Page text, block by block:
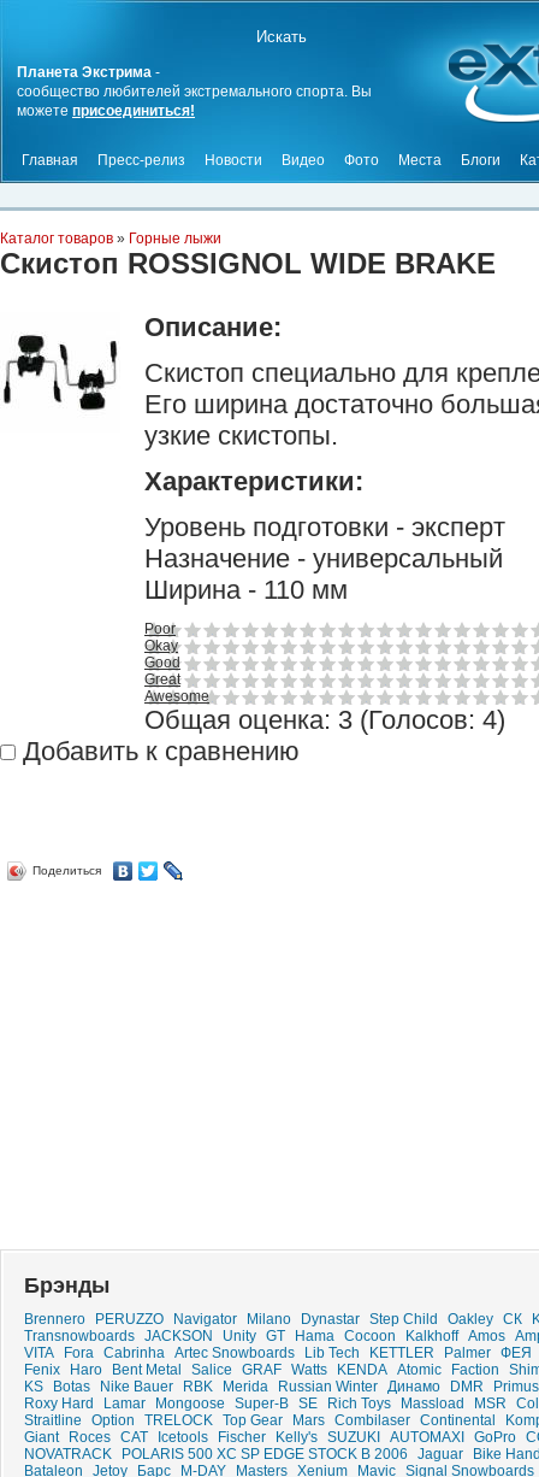
Планета Экстрима -
сообщество любителей экстремального спорта. Вы
можете присоединиться!
Главная Пресс-релиз Новости Видео Фото Места Блоги
Каталог товаров » Горные лыжи
Скистоп ROSSIGNOL WIDE BRAKE
Описание:
Скистоп специально для
Его ширина достаточно
узкие скистопы.
Характеристики:
Уровень подготовки - эксперт
Назначение - универсальный
Ширина - 110 мм
Poor
Okay
Good
Great
Awesome
Общая оценка: 3 (Голосов: 4)
Добавить к сравнению
Поделиться
Брэнды
Brennero PERUZZO Navigator Milano Dynastar Step Child Oakley СК
Transnowboards JACKSON Unity GT Hama Cocoon Kalkhoff Amos
VITA
Fora Cabrinha Artec Snowboards Lib Tech KETTLER Palmer ФЕЯ
Fenix
Haro Bent Metal Salice GRAF Watts KENDA Atomic Faction
KS
Botas Nike Bauer RBK Merida Russian Winter Динамо DMR
Primus
Roxy Hard
Lamar Mongoose Super-B SE Rich Toys Massload MSR
Straitline
Option TRELOCK Top Gear Mars Combilaser Continental
Giant
Roces CAT Icetools Fischer Kelly's SUZUKI AUTOMAXI GoPro
NOVATRACK
POLARIS 500 XC SP EDGE STOCK B 2006 Jaguar
Bike
Bataleon
Jetoy Барс M-DAY Masters Xenium Mavic Signal Snowboards